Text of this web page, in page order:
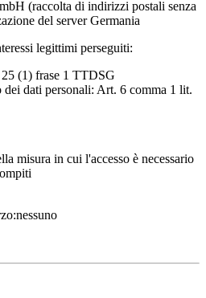
(raccolta di indirizzi postali senza
del server Germania
legittimi perseguiti:
(1) frase 1 TTDSG
dei dati personali: Art. 6 comma 1 lit.
misura in cui l'accesso è necessario
nessuno